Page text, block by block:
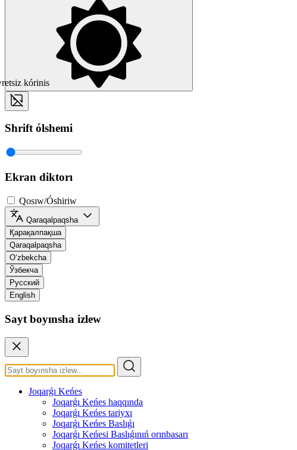
kórinis
Shrift ólshemi
Ekran diktorı
Qosıw/Óshiriw
Qaraqalpaqsha
Қарақалпақша
Qaraqalpaqsha
O‘zbekcha
Ўзбекча
Русский
English
Sayt boyınsha izlew
Joqarǵı Keńes
Joqarǵı Keńes haqqında
Joqarǵı Keńes tariyxı
Joqarǵı Keńes Baslıǵı
Joqarǵı Keńesi Baslıǵınıń orınbasarı
Joqarǵı Keńes komitetleri